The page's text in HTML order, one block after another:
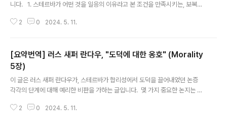
니다. 1. 스테르바가 어떤 것을 일응의 이유라고 본 조건을 만족시키는, 보복의
함되지 않는 충실, 성실성, 헌신, 호혜성과 같은 다른 이유들이 있다. 3. 스테르
극적 자유가 우선하는 상황에서 빈자에게 부과한 상환 요건은 정당화되지 않는
다. 5. 재산권은 도덕의 논의밖에서 고정된 것이 아니라 그 내용 자체가 도덕의
내용으로 정해져야 하는 것이다.
2 0 2024. 5. 11.
[요약번역] 러스 새퍼 란다우, "도덕에 대한 옹호" (Morality
5장)
이 글은 러스 새퍼 란다우가, 스테르바가 합리성에서 도덕을 끌어내었던 논증
각각의 단계에 대해 예리한 비판을 가하는 글입니다. 몇 가지 중요한 논지는 다
성을 부여해야 한다고 하면서, 사실은 비례적 유관성을 부여하고 있다. 2. 스테
2 0 2024. 5. 11.